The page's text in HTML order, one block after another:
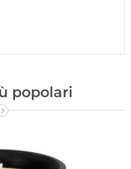
popolari